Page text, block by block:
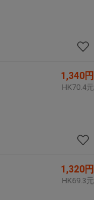
1,340円
HK70.4元
1,320円
HK69.3元